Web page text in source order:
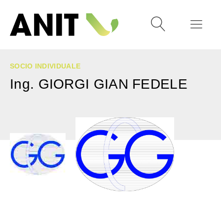
SOCIO INDIVIDUALE
Ing. GIORGI GIAN FEDELE